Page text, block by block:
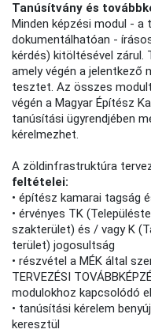
Tanúsítvány és
Minden képzési modul - a
dokumentálhatóan -
kérdés) kitöltésével
amely végén a
tesztet. Az összes
végén a Magyar Építész
tanúsítási ügyrendjében
kérelmezhet.
A zöldinfrastruktúra
feltételei:
• építész kamarai tagság
• érvényes TK
szakterület) és / vagy K
terület) jogosultság
• részvétel a MÉK által
TERVEZÉSI
modulokhoz kapcsolódó
• tanúsítási kérelem
keresztül